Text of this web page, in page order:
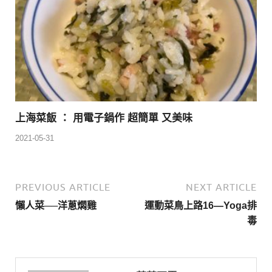
上海菜飯 ： 用電子鍋作 超簡單 又美味
2021-05-31
PREVIOUS ARTICLE
懶人菜──洋蔥燜雞
NEXT ARTICLE
運動菜鳥上路16—Yoga排
毒